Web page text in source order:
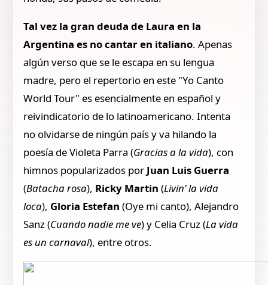
Tal vez la gran deuda de Laura en la
Argentina es no cantar en italiano. Apenas
algún verso que se le escapa en su lengua
madre, pero el repertorio en este "Yo Canto
World Tour" es esencialmente en español y
reivindicatorio de lo latinoamericano. Intenta
no olvidarse de ningún país y va hilando la
poesía de Violeta Parra (Gracias a la vida), con
himnos popularizados por Juan Luis Guerra
(Batacha rosa), Ricky Martin (Livin’ la vida
loca), Gloria Estefan (Oye mi canto), Alejandro
Sanz (Cuando nadie me ve) y Celia Cruz (La vida
es un carnaval), entre otros.